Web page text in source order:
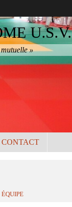
U.S.V.
»
CONTACT
ÉQUIPE